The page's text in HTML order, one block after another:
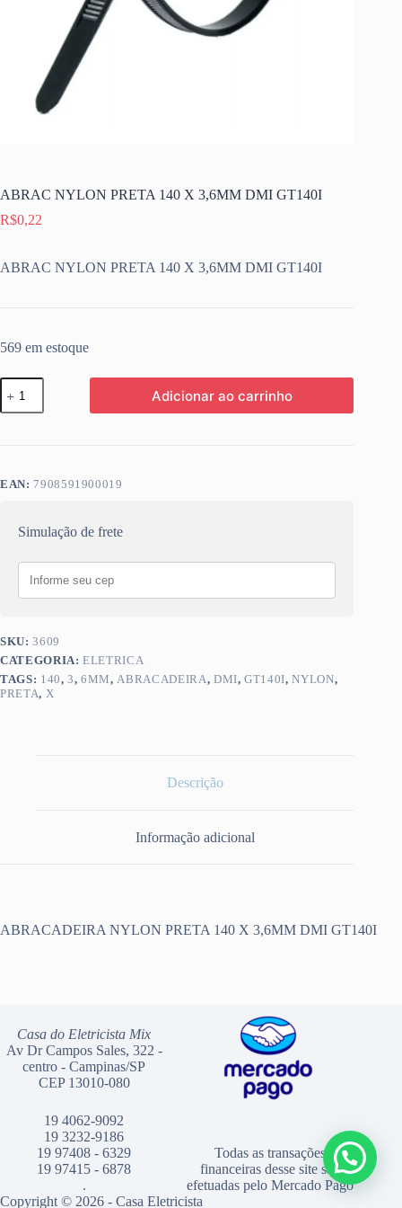
ABRAC NYLON PRETA 140 X 3,6MM DMI GT140I
R$0,22
ABRAC NYLON PRETA 140 X 3,6MM DMI GT140I
569 em estoque
ABRAC
NYLON
PRETA
GT140I
Adicionar ao carrinho
EAN: 7908591900019
Simulação de frete
SKU:3609
CATEGORIA:ELETRICA
TAGS: 140,3,6MM,ABRACADEIRA, DMI,GT140I,NYLON,
PRETA, X
Descrição
Informação adicional
ABRACADEIRA NYLON PRETA 140 X 3,6MM DMI GT140I
Casa do Eletricista Mix
Av Dr Campos Sales, 322 -
centro - Campinas/SP
CEP 13010-080
19 4062-9092
19 3232-9186
19 97408 - 6329
19 97415 - 6878
.
Todas as transações
financeiras desse site são
efetuadas pelo Mercado Pago
Copyright © 2026 - Casa Eletricista